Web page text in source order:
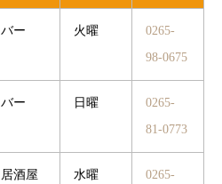
バー 火曜
0265-
98-0675
バー 日曜
0265-
81-0773
居酒屋 水曜
0265-